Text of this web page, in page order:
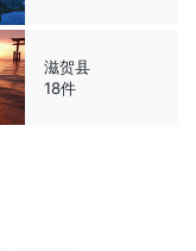
滋贺县
18件